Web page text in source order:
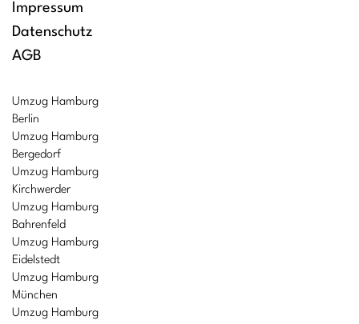
Impressum
Datenschutz
AGB
Umzug Hamburg
Berlin
Umzug Hamburg
Bergedorf
Umzug Hamburg
Kirchwerder
Umzug Hamburg
Bahrenfeld
Umzug Hamburg
Eidelstedt
Umzug Hamburg
München
Umzug Hamburg